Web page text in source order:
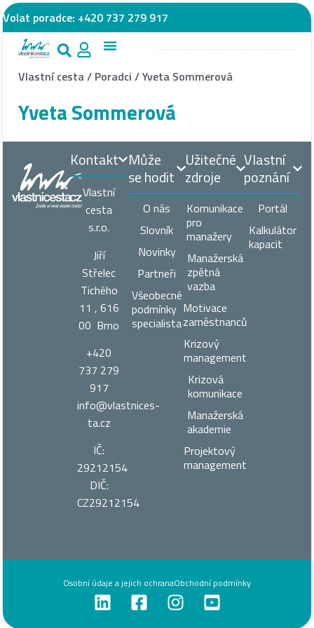
Volat poradce: +420 737 279 917
Vlastní cesta/ Poradci /Yveta Sommerová
Yveta Sommerová
Může
se hodit
O nás
Slovník
Novinky
Partneři
Všeobecné
podmínky
specialista
Užitečné
zdroje
Komunikace
pro
manažery
Manažerská
zpětná
vazba
Motivace
zaměstnanců
Krizový
management
Krizová
komunikace
Manažerská
akademie
Projektový
management
Vlastní
poznání
Portál
Kalkulátor
kapacit
Kontakt
Vlastní
cesta
s.r.o.
Jiří
Střelec
Tichého
11 , 616
00 Brno
+420
737 279
917
info@vlastnices­
ta.cz
IČ:
29212154
DIČ:
CZ29212154
Osobní údaje a jejich ochranaObchodní podmínky